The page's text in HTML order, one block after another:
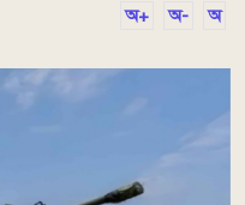
অ+ অ- অ